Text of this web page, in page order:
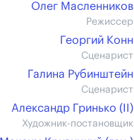
Олег Масленников
Режиссер
Георгий Конн
Сценарист
Галина Рубинштейн
Сценарист
Александр Гринько (II)
Художник-постановщик